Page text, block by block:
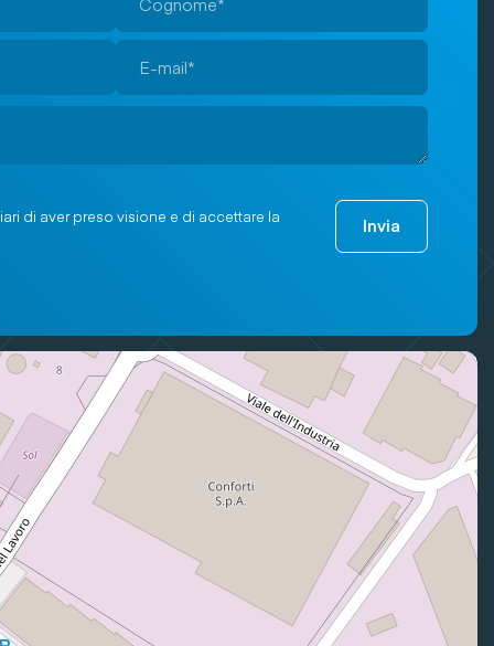
di aver preso visione e di accettare la